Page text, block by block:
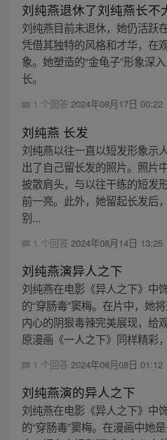
刘纯燕退休了刘纯燕长不
刘纯燕目前未退休，她仍活跃
凭借其独特的风格和才华，在
象。她塑造的“金龟子”形象深
长。
1 个回答 2024年08月17日 00:22
刘纯燕 长发
刘纯燕以往一直以短发形象示
出了自己留长发的照片。照片
披散肩头，与以往干练的短发
前一亮。此外，她留起长发后
别...
1 个回答 2024年08月14日 13:25
刘纯燕演异人之下
刘纯燕在电影《异人之下》中
的“穿肠毒”窦梅。在片中，她
内心的阴狠毒辣完美展现，给
原漫画《一人之下》同样精彩
1 个回答 2024年08月08日 01:12
刘纯燕演的异人之下
刘纯燕在电影《异人之下》中
的“穿肠毒”窦梅。在漫画中她